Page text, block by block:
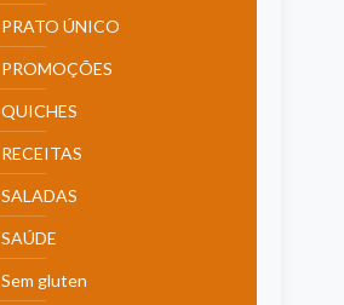
PRATO ÚNICO
PROMOÇÕES
QUICHES
RECEITAS
SALADAS
SAÚDE
Sem gluten